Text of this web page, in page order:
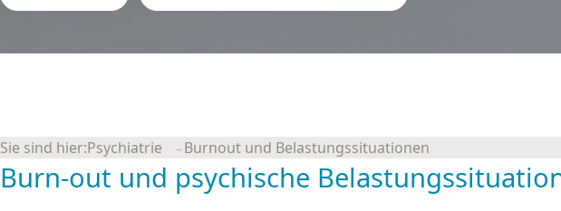
anrufen
Sie sind hier:Psychiatrie Burnout und Belastungssituationen
Burn-out und psychische